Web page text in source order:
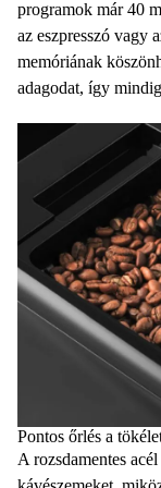
programok már 40
az eszpresszó vagy
memóriának
adagodat, így
Pontos őrlés a
A rozsdamentes